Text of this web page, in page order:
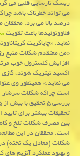
ریسك نارسایی قلبی می
درصد بالا می برد. محققان
فلاوونوئیدها باعث تقویت
نماید. «چایاكریت
«من معتقدم شكلات منبع
افزایش كلسترول خوب
اكسید نیتریك شوند،
می نماید.» همینطور وی
است چراكه شكلات سرشار
تحقیقات بیشتر برای تایید
بین مصرف شكلات تلخ و
شكلات (معادل یك تخته)
و بهبود عملكرد آنزیم های